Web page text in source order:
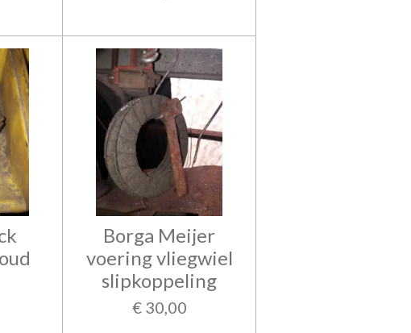
Borga Meijer
voering vliegwiel
slipkoppeling
€ 30,00